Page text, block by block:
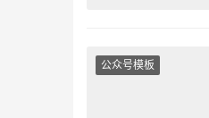
公众号模板